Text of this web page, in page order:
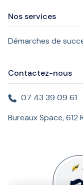
Nos services
Démarches de
Contactez-nous
07 43 39 09 61
Bureaux Space, 612